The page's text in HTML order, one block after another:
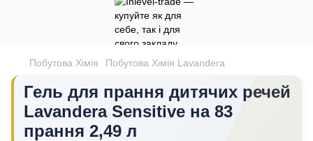
Побутова Хімія Побутова Хімія Lavandera
Гель для прання дитячих речей
Lavandera Sensitive на 83
прання 2,49 л